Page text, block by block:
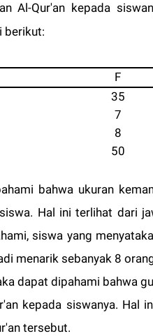
Al-Qur'an kepada
berikut:
F
35
7
8
50
bahwa ukuran
Hal ini terlihat dari
siswa yang
menarik sebanyak 8
dapat dipahami bahwa
kepada siswanya. Hal
tersebut.